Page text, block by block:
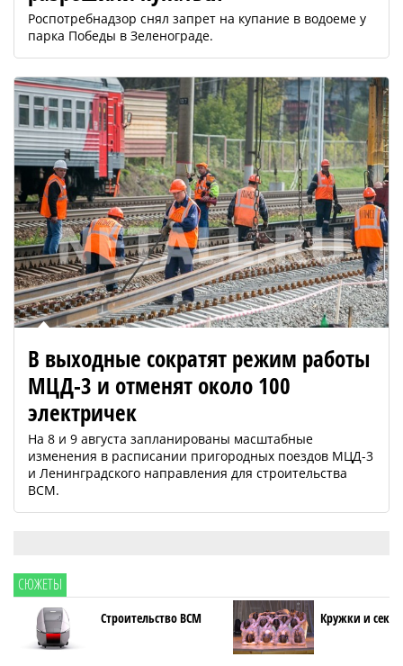
Роспотребнадзор снял запрет на купание в водоеме у
парка Победы в Зеленограде.
В выходные сократят режим работы
МЦД-3 и отменят около 100
электричек
На 8 и 9 августа запланированы масштабные
изменения в расписании пригородных поездов МЦД-3
и Ленинградского направления для строительства
ВСМ.
СЮЖЕТЫ
Строительство ВСМ Кружки и